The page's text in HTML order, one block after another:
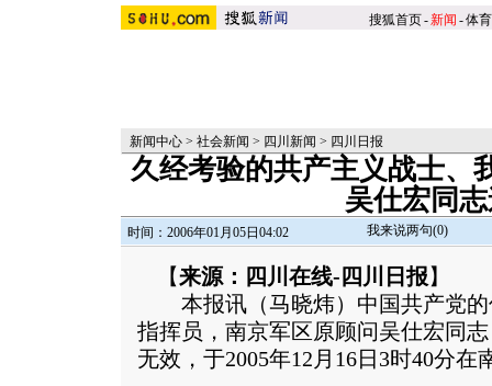
搜狐首页-新闻 -体育
新闻中心 > 社会新闻 > 四川新闻 > 四川日报
久经考验的共产主义战士、
吴仕宏同
时间：2006年01月05日04:02 我来说两句(0)
【来源：四川在线-四川日报 】
本报讯（马晓炜）中国共产党的
指挥员，南京军区原顾问吴仕宏同
无效，于2005年12月16日3时40分在